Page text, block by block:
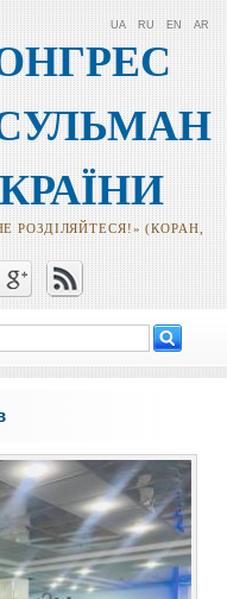
РОЗДІЛЯЙТЕСЯ!» (КОРАН,
UA RU EN AR